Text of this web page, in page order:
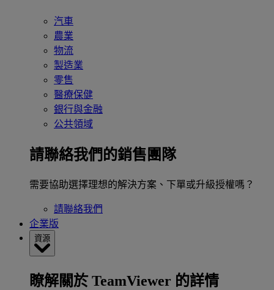
汽車
農業
物流
製造業
零售
醫療保健
銀行與金融
公共領域
請聯絡我們的銷售團隊
需要協助選擇理想的解決方案、下單或升級授權嗎？
請聯絡我們
企業版
資源
瞭解關於 TeamViewer 的詳情